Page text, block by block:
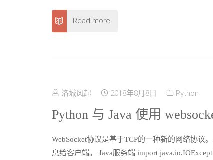
Read more
洛城风起 2018年8月8日 Python
Python 与 Java 使用
WebSocket协议是基于TCP的一种新的网络协
息给客户端。 Java服务端 import